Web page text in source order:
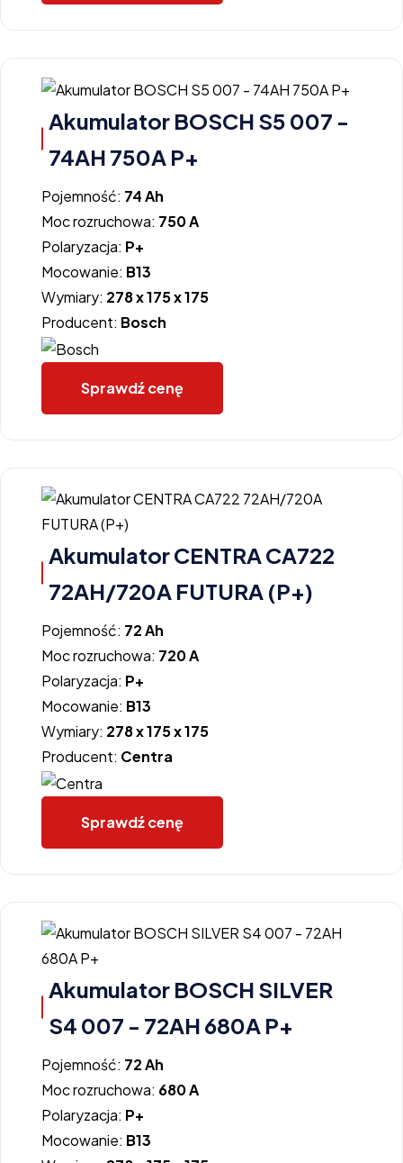
Akumulator BOSCH S5 007 -
74AH 750A P+
Pojemność: 74 Ah
Moc rozruchowa: 750 A
Polaryzacja: P+
Mocowanie: B13
Wymiary: 278 x 175 x 175
Producent: Bosch
Sprawdź cenę
Akumulator CENTRA CA722
72AH/720A FUTURA (P+)
Pojemność: 72 Ah
Moc rozruchowa: 720 A
Polaryzacja: P+
Mocowanie: B13
Wymiary: 278 x 175 x 175
Producent: Centra
Sprawdź cenę
Akumulator BOSCH SILVER
S4 007 - 72AH 680A P+
Pojemność: 72 Ah
Moc rozruchowa: 680 A
Polaryzacja: P+
Mocowanie: B13